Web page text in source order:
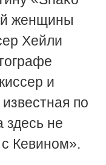
женщины
Хейли
и
по
здесь не
Кевином».